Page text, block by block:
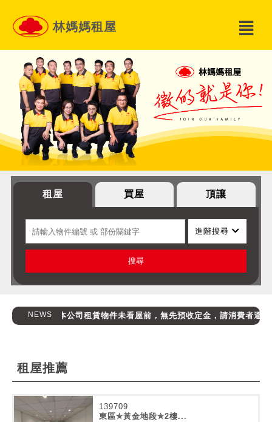
林媽媽租屋
租屋 買屋 頂讓
進階搜尋
搜尋
NEWS本公司租賃物件未看屋前，無先預收定金，請消費者避免受騙
租屋推薦
139709
東區✯黃金地段✯2樓...